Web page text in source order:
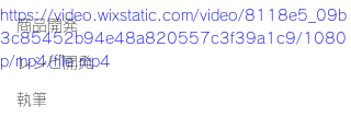
商品開発
レシピ開発
執筆
https://video.wixstatic.com/video/8118e5_09b
3c85452b94e48a820557c3f39a1c9/1080
p/mp4/file.mp4